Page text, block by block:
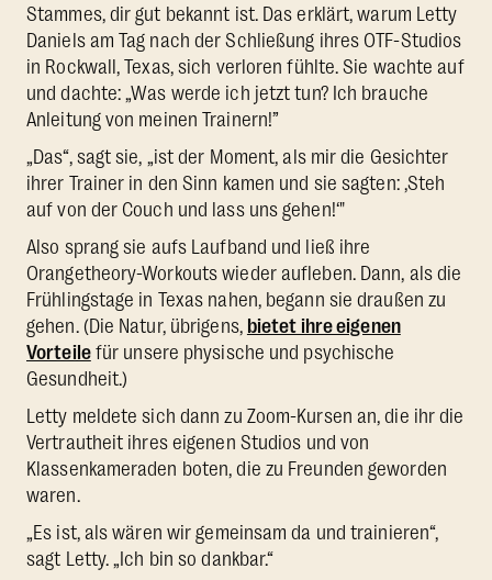
Stammes, dir gut bekannt ist. Das erklärt, warum Letty
Daniels am Tag nach der Schließung ihres OTF-Studios
in Rockwall, Texas, sich verloren fühlte. Sie wachte auf
und dachte: „Was werde ich jetzt tun? Ich brauche
Anleitung von meinen Trainern!”
„Das“, sagt sie, „ist der Moment, als mir die Gesichter
ihrer Trainer in den Sinn kamen und sie sagten: ‚Steh
auf von der Couch und lass uns gehen!‘"
Also sprang sie aufs Laufband und ließ ihre
Orangetheory-Workouts wieder aufleben. Dann, als die
Frühlingstage in Texas nahen, begann sie draußen zu
gehen. (Die Natur, übrigens, bietet ihre eigenen
Vorteilefür unsere physische und psychische
Gesundheit.)
Letty meldete sich dann zu Zoom-Kursen an, die ihr die
Vertrautheit ihres eigenen Studios und von
Klassenkameraden boten, die zu Freunden geworden
waren.
„Es ist, als wären wir gemeinsam da und trainieren“,
sagt Letty. „Ich bin so dankbar.“